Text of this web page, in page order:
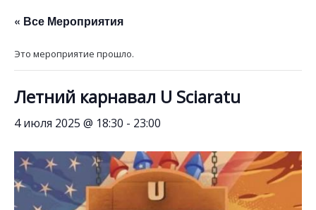
« Все Мероприятия
Это мероприятие прошло.
Летний карнавал U Sciaratu
4 июля 2025 @ 18:30 - 23:00